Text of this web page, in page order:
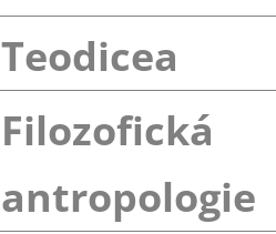
Teodicea
Filozofická
antropologie